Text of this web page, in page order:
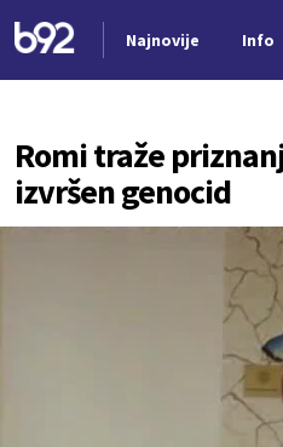
Najnovije Info
Romi traže
izvršen genocid